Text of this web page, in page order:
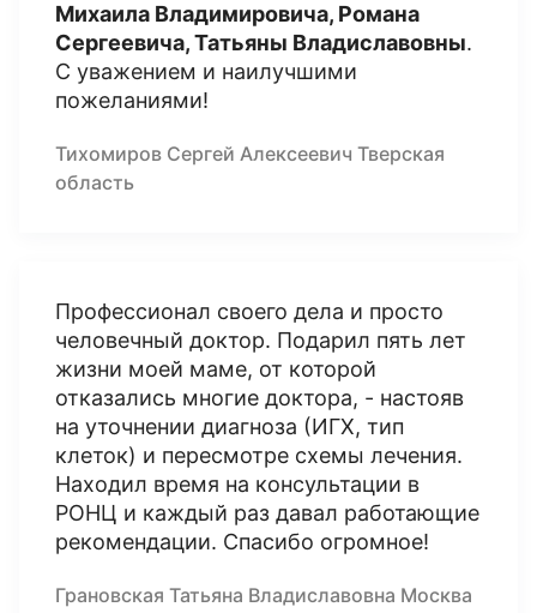
Михаила Владимировича, Романа
Сергеевича, Татьяны Владиславовны.
С уважением и наилучшими
пожеланиями!
Тихомиров Сергей Алексеевич Тверская
область
Профессионал своего дела и просто
человечный доктор. Подарил пять лет
жизни моей маме, от которой
отказались многие доктора, - настояв
на уточнении диагноза (ИГХ, тип
клеток) и пересмотре схемы лечения.
Находил время на консультации в
РОНЦ и каждый раз давал работающие
рекомендации. Спасибо огромное!
Грановская Татьяна Владиславовна Москва